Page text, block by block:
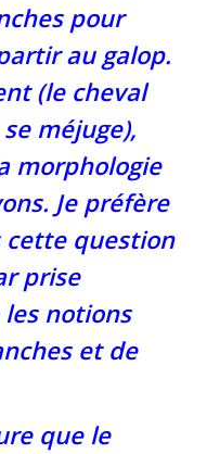
pour
au galop.
(le cheval
méjuge),
morphologie
Je préfère
cette question
prise
notions
et de
que le